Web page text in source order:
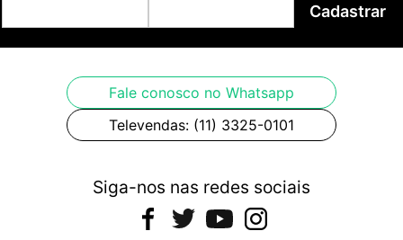
Cadastrar
Fale conosco no Whatsapp
Televendas: (11) 3325-0101
Siga-nos nas redes sociais